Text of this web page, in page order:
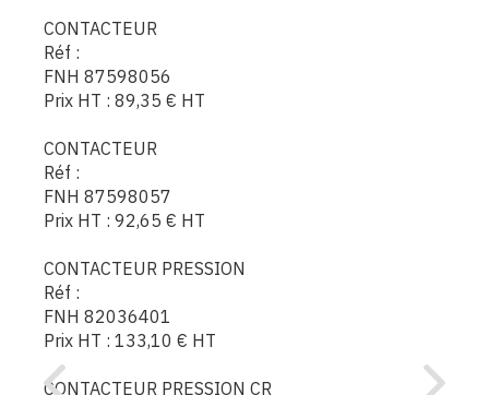
CONTACTEUR
Réf :
FNH 87598056
Prix HT : 89,35 € HT
CONTACTEUR
Réf :
FNH 87598057
Prix HT : 92,65 € HT
CONTACTEUR PRESSION
Réf :
FNH 82036401
Prix HT : 133,10 € HT
CONTACTEUR PRESSION CR